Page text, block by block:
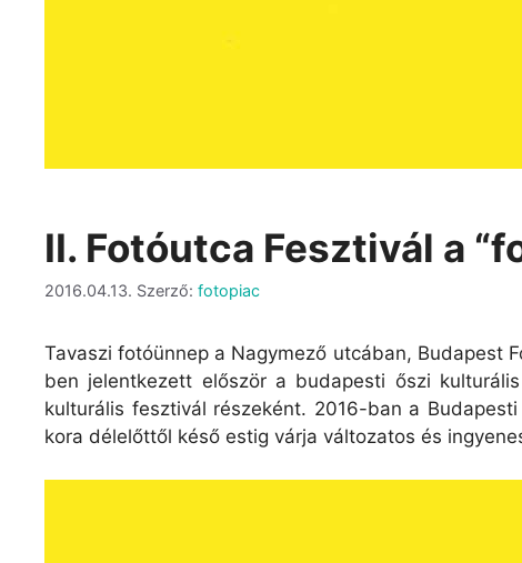
II. Fotóutca Fesztivál a
2016.04.13. Szerző: fotopiac
Tavaszi fotóünnep a Nagymező utcában, Budapest
ben jelentkezett először a budapesti őszi
kulturális fesztivál részeként. 2016-ban a
kora délelőttől késő estig várja változatos és